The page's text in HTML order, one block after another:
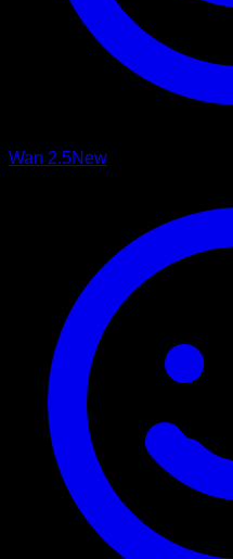
Wan 2.5New